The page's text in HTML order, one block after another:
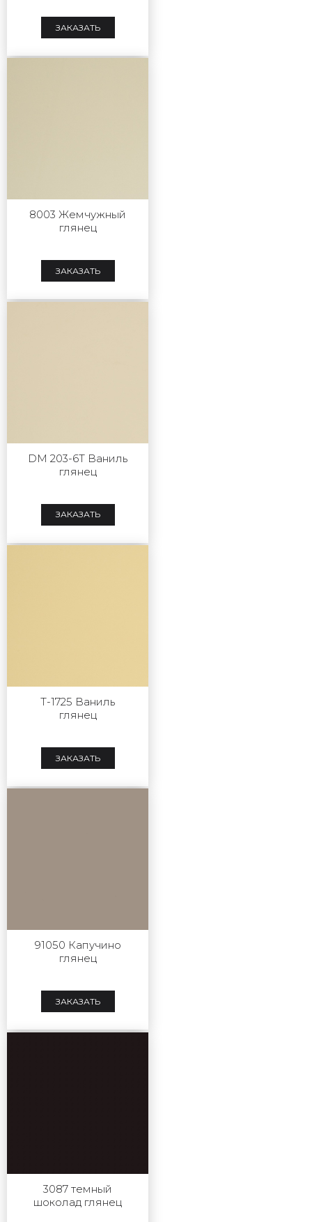
ЗАКАЗАТЬ
8003 Жемчужный
глянец
ЗАКАЗАТЬ
DM 203-6T Ваниль
глянец
ЗАКАЗАТЬ
T-1725 Ваниль
глянец
ЗАКАЗАТЬ
91050 Капучино
глянец
ЗАКАЗАТЬ
3087 темный
шоколад глянец